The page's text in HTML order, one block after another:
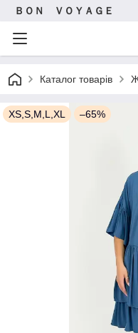
ＢＯＮ ＶＯＹＡＧＥ
Каталог товарів
XS,S,M,L,XL –65%